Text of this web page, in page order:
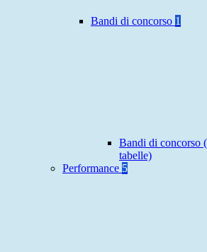
Bandi di concorso 1
Bandi di concorso
tabelle)
Performance 5